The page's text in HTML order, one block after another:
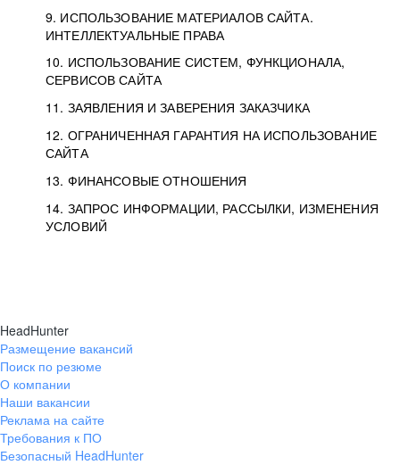
9. ИСПОЛЬЗОВАНИЕ МАТЕРИАЛОВ САЙТА.
ИНТЕЛЛЕКТУАЛЬНЫЕ ПРАВА
10. ИСПОЛЬЗОВАНИЕ СИСТЕМ, ФУНКЦИОНАЛА,
СЕРВИСОВ САЙТА
11. ЗАЯВЛЕНИЯ И ЗАВЕРЕНИЯ ЗАКАЗЧИКА
12. ОГРАНИЧЕННАЯ ГАРАНТИЯ НА ИСПОЛЬЗОВАНИЕ
САЙТА
13. ФИНАНСОВЫЕ ОТНОШЕНИЯ
14. ЗАПРОС ИНФОРМАЦИИ, РАССЫЛКИ, ИЗМЕНЕНИЯ
УСЛОВИЙ
HeadHunter
Размещение вакансий
Поиск по резюме
О компании
Наши вакансии
Реклама на сайте
Требования к ПО
Безопасный HeadHunter